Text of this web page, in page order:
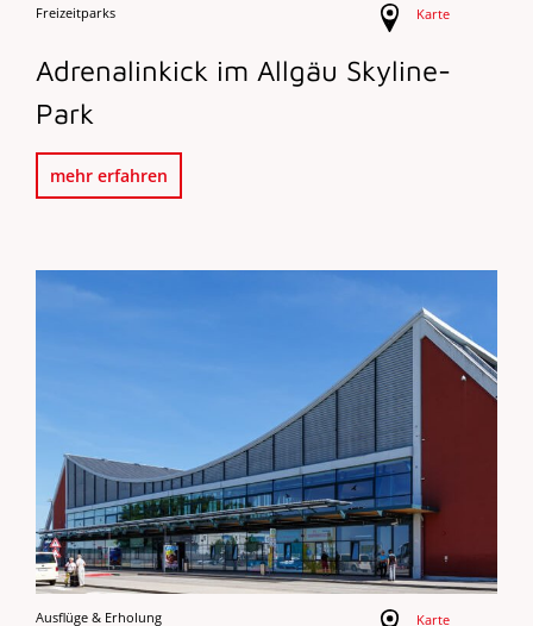
Freizeitparks Karte
Adrenalinkick im Allgäu Skyline-
Park
mehr erfahren
Ausflüge & Erholung Karte